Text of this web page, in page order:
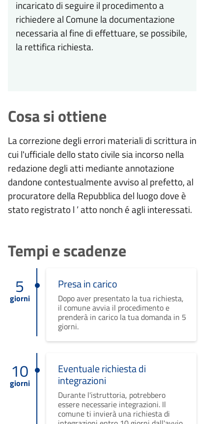
incaricato di seguire il procedimento a
richiedere al Comune la documentazione
necessaria al fine di effettuare, se possibile,
la rettifica richiesta.
Cosa si ottiene
La correzione degli errori materiali di scrittura in
cui l'ufficiale dello stato civile sia incorso nella
redazione degli atti mediante annotazione
dandone contestualmente avviso al prefetto, al
procuratore della Repubblica del luogo dove è
stato registrato l ’atto nonch éagli interessati.
Tempi e scadenze
5
giorni
Presa in carico
Dopo aver presentato la tua richiesta,
il comune avvia il procedimento e
prenderà in carico la tua domanda in 5
giorni.
10
giorni
Eventuale richiesta di
integrazioni
Durante l'istruttoria, potrebbero
essere necessarie integrazioni. Il
comune ti invierà una richiesta di